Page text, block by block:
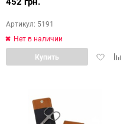
Артикул: 5191
Нет в наличии
Добавить
Купить